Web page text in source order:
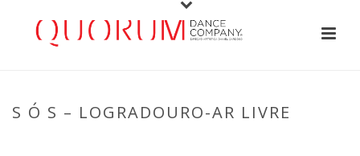
S Ó S – LOGRADOURO-AR LIVRE